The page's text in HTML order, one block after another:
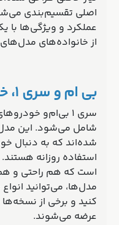
اصلی تقسیم‌بندی
عملکرد و ویژگی‌ها با
از خانواده‌های
بی ام و سری 1، خودروهای جمع و جور
سری 1 بی‌ام‌و
شامل می‌شود. این
شده‌اند که به دنبال
استفاده روزانه
است که هم راحتی و هم
مدل‌ها، می‌توانید
کنید و برخی از
عرضه می‌شوند.